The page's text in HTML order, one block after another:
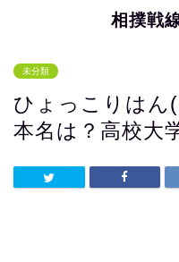
相撲戦
未分類
ひょっこりはん
本名は？高校大